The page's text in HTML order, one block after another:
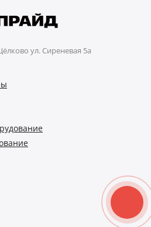
ул. Сиреневая 5а